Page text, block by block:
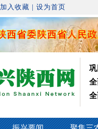
加入收藏 设为首页